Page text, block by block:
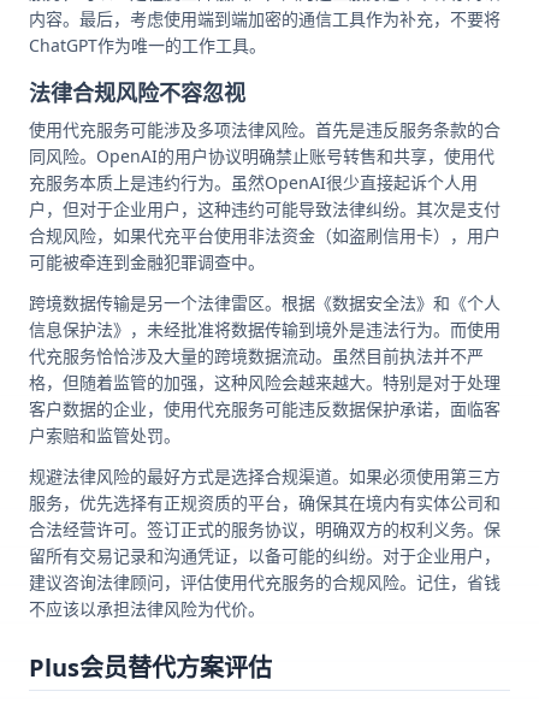
内容。最后，考虑使用端到端加密的通信工具作为补充，不要将
ChatGPT作为唯一的工作工具。
法律合规风险不容忽视
使用代充服务可能涉及多项法律风险。首先是违反服务条款的合
同风险。OpenAI的用户协议明确禁止账号转售和共享，使用代
充服务本质上是违约行为。虽然OpenAI很少直接起诉个人用
户，但对于企业用户，这种违约可能导致法律纠纷。其次是支付
合规风险，如果代充平台使用非法资金（如盗刷信用卡），用户
可能被牵连到金融犯罪调查中。
跨境数据传输是另一个法律雷区。根据《数据安全法》和《个人
信息保护法》，未经批准将数据传输到境外是违法行为。而使用
代充服务恰恰涉及大量的跨境数据流动。虽然目前执法并不严
格，但随着监管的加强，这种风险会越来越大。特别是对于处理
客户数据的企业，使用代充服务可能违反数据保护承诺，面临客
户索赔和监管处罚。
规避法律风险的最好方式是选择合规渠道。如果必须使用第三方
服务，优先选择有正规资质的平台，确保其在境内有实体公司和
合法经营许可。签订正式的服务协议，明确双方的权利义务。保
留所有交易记录和沟通凭证，以备可能的纠纷。对于企业用户，
建议咨询法律顾问，评估使用代充服务的合规风险。记住，省钱
不应该以承担法律风险为代价。
Plus会员替代方案评估